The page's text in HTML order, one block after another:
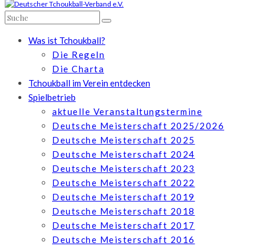
Was ist Tchoukball?
Die Regeln
Die Charta
Tchoukball im Verein entdecken
Spielbetrieb
aktuelle Veranstaltungstermine
Deutsche Meisterschaft 2025/2026
Deutsche Meisterschaft 2025
Deutsche Meisterschaft 2024
Deutsche Meisterschaft 2023
Deutsche Meisterschaft 2022
Deutsche Meisterschaft 2019
Deutsche Meisterschaft 2018
Deutsche Meisterschaft 2017
Deutsche Meisterschaft 2016